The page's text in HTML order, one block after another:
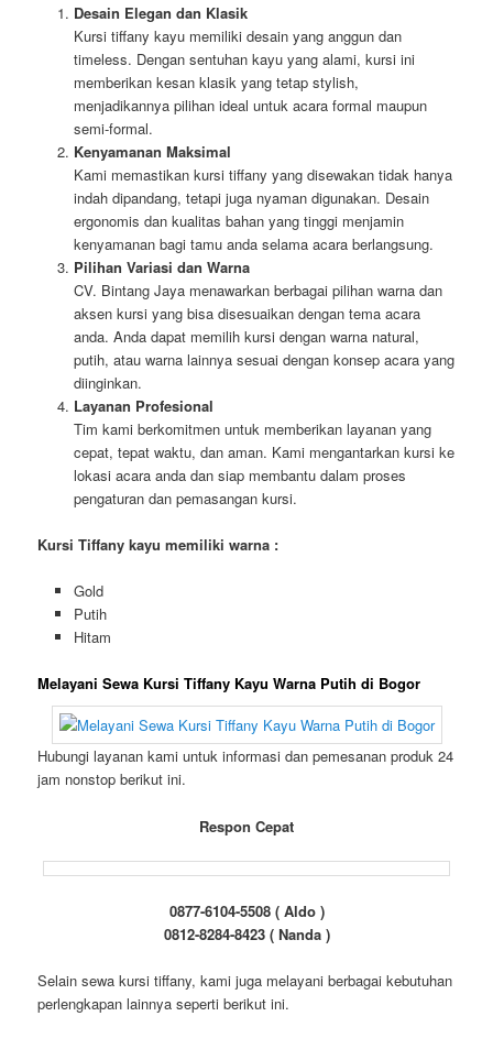
Desain Elegan dan Klasik
Kursi tiffany kayu memiliki desain yang anggun dan
timeless. Dengan sentuhan kayu yang alami, kursi ini
memberikan kesan klasik yang tetap stylish,
menjadikannya pilihan ideal untuk acara formal maupun
semi-formal.
Kenyamanan Maksimal
Kami memastikan kursi tiffany yang disewakan tidak hanya
indah dipandang, tetapi juga nyaman digunakan. Desain
ergonomis dan kualitas bahan yang tinggi menjamin
kenyamanan bagi tamu anda selama acara berlangsung.
Pilihan Variasi dan Warna
CV. Bintang Jaya menawarkan berbagai pilihan warna dan
aksen kursi yang bisa disesuaikan dengan tema acara
anda. Anda dapat memilih kursi dengan warna natural,
putih, atau warna lainnya sesuai dengan konsep acara yang
diinginkan.
Layanan Profesional
Tim kami berkomitmen untuk memberikan layanan yang
cepat, tepat waktu, dan aman. Kami mengantarkan kursi ke
lokasi acara anda dan siap membantu dalam proses
pengaturan dan pemasangan kursi.
Kursi Tiffany kayu memiliki warna :
Gold
Putih
Hitam
Melayani Sewa Kursi Tiffany Kayu Warna Putih di Bogor
Hubungi layanan kami untuk informasi dan pemesanan produk 24
jam nonstop berikut ini.
Respon Cepat
0877-6104-5508 ( Aldo )
0812-8284-8423 ( Nanda )
Selain sewa kursi tiffany, kami juga melayani berbagai kebutuhan
perlengkapan lainnya seperti berikut ini.